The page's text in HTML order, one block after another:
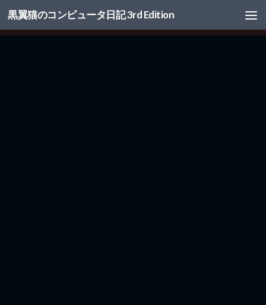
コンテンツへスキップ
黒翼猫のコンピュータ日記 3rd Edition